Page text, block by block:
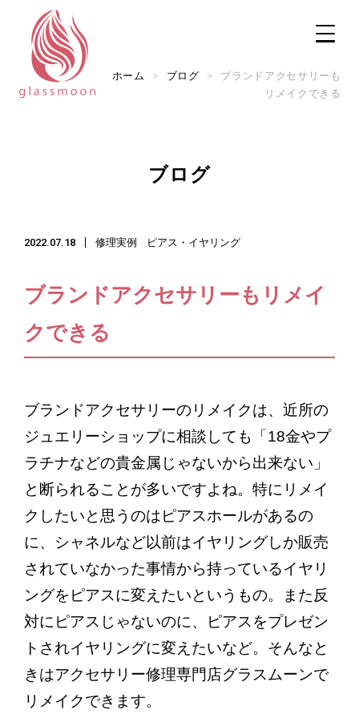
修理実例
実店舗のご案内
ご利用ガイド
最新情報
ブログ
プライバシーポリシー
ホーム > ブログ >
ブランドアクセサリーも
リメイクできる
ブログ
2022.07.18 修理実例 ピアス・イヤリング
ブランドアクセサリーもリメイ
クできる
ブランドアクセサリーのリメイクは、近所の
ジュエリーショップに相談しても「18金やプ
ラチナなどの貴金属じゃないから出来ない」
と断られることが多いですよね。特にリメイ
クしたいと思うのはピアスホールがあるの
に、シャネルなど以前はイヤリングしか販売
されていなかった事情から持っているイヤリ
ングをピアスに変えたいというもの。また反
対にピアスじゃないのに、ピアスをプレゼン
トされイヤリングに変えたいなど。そんなと
きはアクセサリー修理専門店グラスムーンで
リメイクできます。